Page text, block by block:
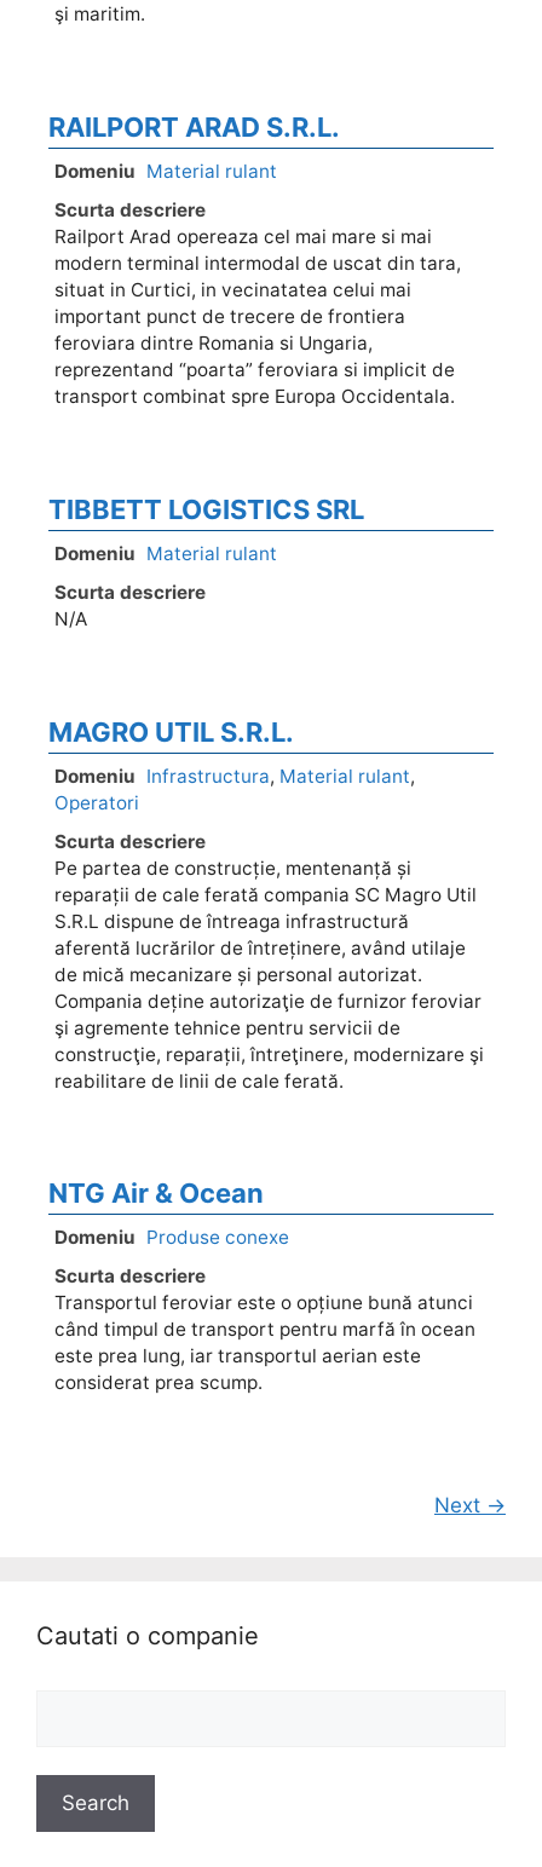
şi maritim.
RAILPORT ARAD S.R.L.
Domeniu Material rulant
Scurta descriere
Railport Arad opereaza cel mai mare si mai
modern terminal intermodal de uscat din tara,
situat in Curtici, in vecinatatea celui mai
important punct de trecere de frontiera
feroviara dintre Romania si Ungaria,
reprezentand “poarta” feroviara si implicit de
transport combinat spre Europa Occidentala.
TIBBETT LOGISTICS SRL
Domeniu Material rulant
Scurta descriere
N/A
MAGRO UTIL S.R.L.
Domeniu Infrastructura, Material rulant,
Operatori
Scurta descriere
Pe partea de construcție, mentenanță și
reparații de cale ferată compania SC Magro Util
S.R.L dispune de întreaga infrastructură
aferentă lucrărilor de întreținere, având utilaje
de mică mecanizare și personal autorizat.
Compania deține autorizaţie de furnizor feroviar
şi agremente tehnice pentru servicii de
construcţie, reparații, întreţinere, modernizare şi
reabilitare de linii de cale ferată.
NTG Air & Ocean
Domeniu Produse conexe
Scurta descriere
Transportul feroviar este o opțiune bună atunci
când timpul de transport pentru marfă în ocean
este prea lung, iar transportul aerian este
considerat prea scump.
Next →
Cautati o companie